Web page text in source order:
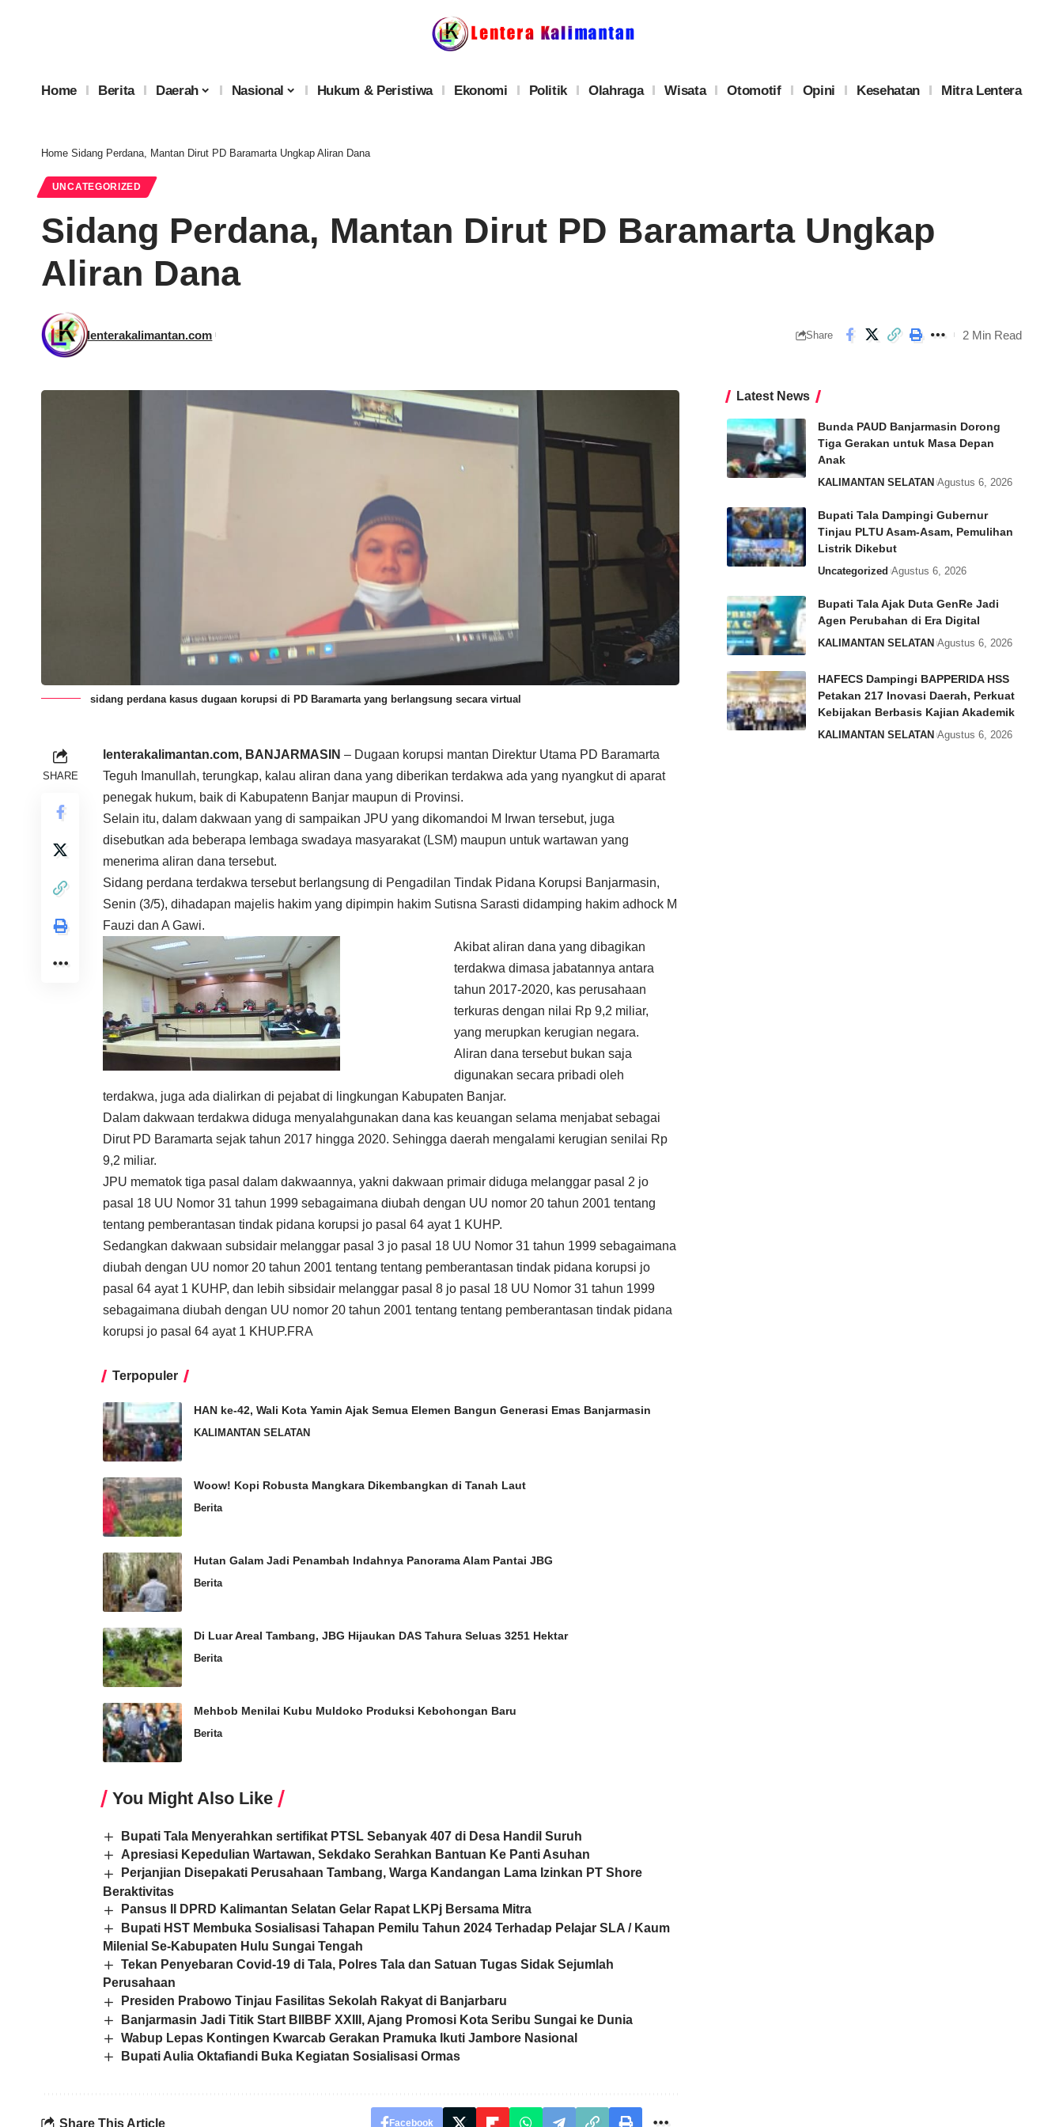
Home Berita Daerah Nasional Hukum & Peristiwa Ekonomi Politik Olahraga Wisata Otomotif Opini Kesehatan Mitra Lentera
Home Sidang Perdana, Mantan Dirut PD Baramarta Ungkap Aliran Dana
UNCATEGORIZED
Sidang Perdana, Mantan Dirut PD Baramarta Ungkap
Aliran Dana
lenterakalimantan.com Share 2 Min Read
sidang perdana kasus dugaan korupsi di PD Baramarta yang berlangsung secara virtual
SHARE
lenterakalimantan.com, BANJARMASIN – Dugaan korupsi mantan Direktur Utama PD Baramarta
Teguh Imanullah, terungkap, kalau aliran dana yang diberikan terdakwa ada yang nyangkut di aparat
penegak hukum, baik di Kabupatenn Banjar maupun di Provinsi.
Selain itu, dalam dakwaan yang di sampaikan JPU yang dikomandoi M Irwan tersebut, juga
disebutkan ada beberapa lembaga swadaya masyarakat (LSM) maupun untuk wartawan yang
menerima aliran dana tersebut.
Sidang perdana terdakwa tersebut berlangsung di Pengadilan Tindak Pidana Korupsi Banjarmasin,
Senin (3/5), dihadapan majelis hakim yang dipimpin hakim Sutisna Sarasti didamping hakim adhock M
Fauzi dan A Gawi.
Akibat aliran dana yang dibagikan
terdakwa dimasa jabatannya antara
tahun 2017-2020, kas perusahaan
terkuras dengan nilai Rp 9,2 miliar,
yang merupkan kerugian negara.
Aliran dana tersebut bukan saja
digunakan secara pribadi oleh
terdakwa, juga ada dialirkan di pejabat di lingkungan Kabupaten Banjar.
Dalam dakwaan terdakwa diduga menyalahgunakan dana kas keuangan selama menjabat sebagai
Dirut PD Baramarta sejak tahun 2017 hingga 2020. Sehingga daerah mengalami kerugian senilai Rp
9,2 miliar.
JPU mematok tiga pasal dalam dakwaannya, yakni dakwaan primair diduga melanggar pasal 2 jo
pasal 18 UU Nomor 31 tahun 1999 sebagaimana diubah dengan UU nomor 20 tahun 2001 tentang
tentang pemberantasan tindak pidana korupsi jo pasal 64 ayat 1 KUHP.
Sedangkan dakwaan subsidair melanggar pasal 3 jo pasal 18 UU Nomor 31 tahun 1999 sebagaimana
diubah dengan UU nomor 20 tahun 2001 tentang tentang pemberantasan tindak pidana korupsi jo
pasal 64 ayat 1 KUHP, dan lebih sibsidair melanggar pasal 8 jo pasal 18 UU Nomor 31 tahun 1999
sebagaimana diubah dengan UU nomor 20 tahun 2001 tentang tentang pemberantasan tindak pidana
korupsi jo pasal 64 ayat 1 KHUP.FRA
Terpopuler
HAN ke-42, Wali Kota Yamin Ajak Semua Elemen Bangun Generasi Emas Banjarmasin
KALIMANTAN SELATAN
Woow! Kopi Robusta Mangkara Dikembangkan di Tanah Laut
Berita
Hutan Galam Jadi Penambah Indahnya Panorama Alam Pantai JBG
Berita
Di Luar Areal Tambang, JBG Hijaukan DAS Tahura Seluas 3251 Hektar
Berita
Mehbob Menilai Kubu Muldoko Produksi Kebohongan Baru
Berita
You Might Also Like
Bupati Tala Menyerahkan sertifikat PTSL Sebanyak 407 di Desa Handil Suruh
Apresiasi Kepedulian Wartawan, Sekdako Serahkan Bantuan Ke Panti Asuhan
Perjanjian Disepakati Perusahaan Tambang, Warga Kandangan Lama Izinkan PT Shore
Beraktivitas
Pansus II DPRD Kalimantan Selatan Gelar Rapat LKPj Bersama Mitra
Bupati HST Membuka Sosialisasi Tahapan Pemilu Tahun 2024 Terhadap Pelajar SLA / Kaum
Milenial Se-Kabupaten Hulu Sungai Tengah
Tekan Penyebaran Covid-19 di Tala, Polres Tala dan Satuan Tugas Sidak Sejumlah
Perusahaan
Presiden Prabowo Tinjau Fasilitas Sekolah Rakyat di Banjarbaru
Banjarmasin Jadi Titik Start BIIBBF XXIII, Ajang Promosi Kota Seribu Sungai ke Dunia
Wabup Lepas Kontingen Kwarcab Gerakan Pramuka Ikuti Jambore Nasional
Bupati Aulia Oktafiandi Buka Kegiatan Sosialisasi Ormas
Share This Article Facebook
Latest News
Bunda PAUD Banjarmasin Dorong
Tiga Gerakan untuk Masa Depan
Anak
KALIMANTAN SELATAN Agustus 6, 2026
Bupati Tala Dampingi Gubernur
Tinjau PLTU Asam-Asam, Pemulihan
Listrik Dikebut
Uncategorized Agustus 6, 2026
Bupati Tala Ajak Duta GenRe Jadi
Agen Perubahan di Era Digital
KALIMANTAN SELATAN Agustus 6, 2026
HAFECS Dampingi BAPPERIDA HSS
Petakan 217 Inovasi Daerah, Perkuat
Kebijakan Berbasis Kajian Akademik
KALIMANTAN SELATAN Agustus 6, 2026